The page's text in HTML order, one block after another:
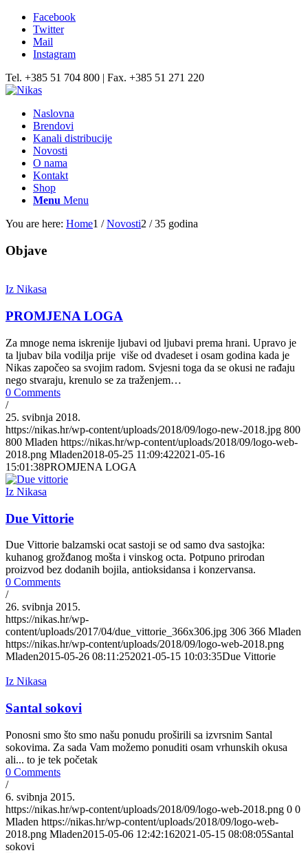
Facebook
Twitter
Mail
Instagram
Tel. +385 51 704 800 | Fax. +385 51 271 220
Naslovna
Brendovi
Kanali distribucije
Novosti
O nama
Kontakt
Shop
Menu Menu
You are here: Home1 / Novosti2 / 35 godina
Objave
Iz Nikasa
PROMJENA LOGA
Za mnoge nema iskrenije ljubavi od ljubavi prema hrani. Upravo je
ta ljubav bila vodilja prije više od dvadeset i osam godina kada je
Nikas započeo sa svojim radom. Svjesni toga da se okusi ne rađaju
nego stvaraju, krenulo se za traženjem…
0 Comments
/
25. svibnja 2018.
https://nikas.hr/wp-content/uploads/2018/09/logo-new-2018.jpg 800
800 Mladen https://nikas.hr/wp-content/uploads/2018/09/logo-web-
2018.png Mladen2018-05-25 11:09:422021-05-16
15:01:38PROMJENA LOGA
Iz Nikasa
Due Vittorie
Due Vittorie balzamski ocat sastoji se od samo dva sastojka:
kuhanog grožđanog mošta i vinskog octa. Potpuno prirodan
proizvod bez dodanih bojila, antioksidansa i konzervansa.
0 Comments
/
26. svibnja 2015.
https://nikas.hr/wp-
content/uploads/2017/04/due_vittorie_366x306.jpg 306 366 Mladen
https://nikas.hr/wp-content/uploads/2018/09/logo-web-2018.png
Mladen2015-05-26 08:11:252021-05-15 10:03:35Due Vittorie
Iz Nikasa
Santal sokovi
Ponosni smo što smo našu ponudu proširili sa izvrsnim Santal
sokovima. Za sada Vam možemo ponuditi osam vrhunskih okusa
ali... to je tek početak
0 Comments
/
6. svibnja 2015.
https://nikas.hr/wp-content/uploads/2018/09/logo-web-2018.png 0 0
Mladen https://nikas.hr/wp-content/uploads/2018/09/logo-web-
2018.png Mladen2015-05-06 12:42:162021-05-15 08:08:05Santal
sokovi